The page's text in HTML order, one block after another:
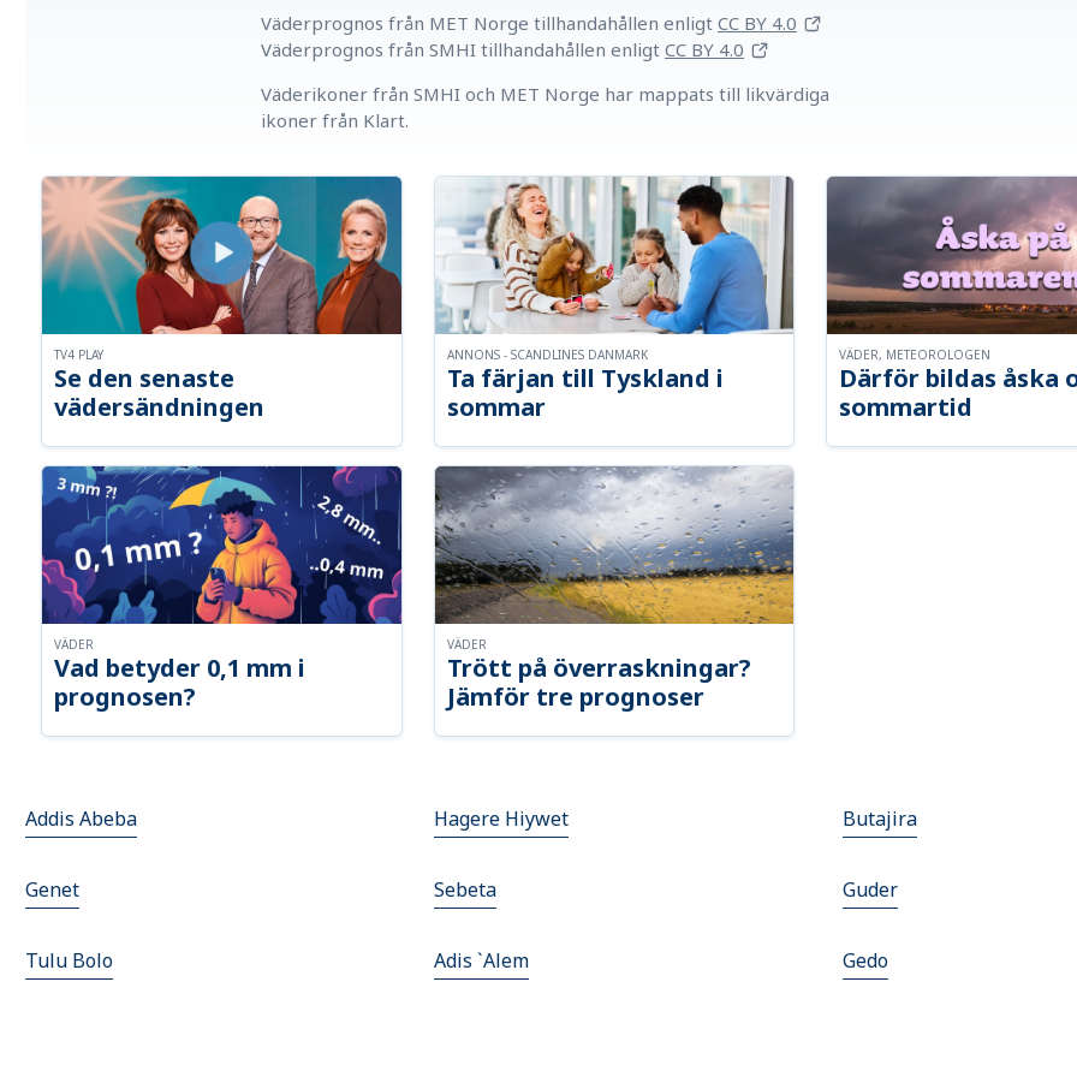
Väderprognos från MET Norge tillhandahållen enligt CC BY 4.0
Väderprognos från SMHI tillhandahållen enligt CC BY 4.0
Väderikoner från SMHI och MET Norge har mappats till likvärdiga
ikoner från Klart.
Se den senaste
vädersändningen
TV4 PLAY
Ta färjan till Tyskland i
sommar
ANNONS - SCANDLINES DANMARK
Därför bildas åska
sommartid
VÄDER, METEOROLOGEN
Vad betyder 0,1 mm i
prognosen?
VÄDER
Trött på överraskningar?
Jämför tre prognoser
VÄDER
Addis Abeba Hagere Hiywet Butajira
Genet Sebeta Guder
Tulu Bolo Adis `Alem Gedo